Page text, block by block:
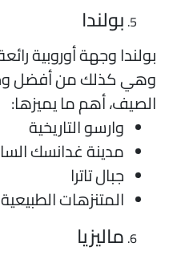
بولندا
وجهة أوروبية
كذلك من أفضل
أهم ما يميزها:
وارسو التاريخية
مدينة غدانسك
جبال تاترا
المتنزهات الطبيعية
ماليزيا